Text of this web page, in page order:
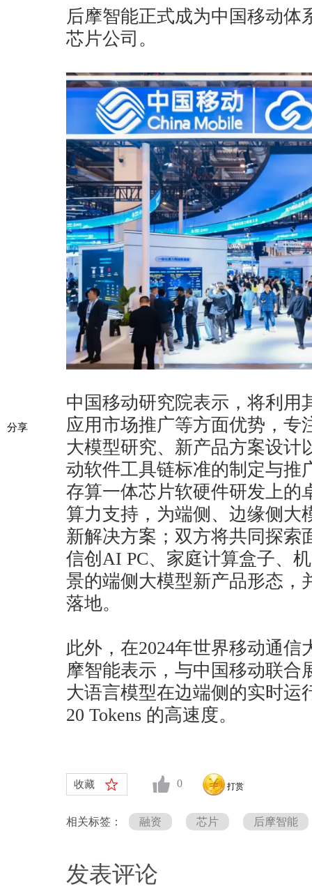
分享
后摩智能正式成为中国移动体
芯片公司。
中国移动研究院表示，将利用
应用市场推广等方面优势，专
大模型研究、新产品方案设计
动软件工具链标准的制定与推
存算一体芯片软硬件研发上的
算力支持，为端侧、边缘侧大
新解决方案；双方将共同探索
信创AI PC、家庭计算盒子、
景的端侧大模型新产品形态，
落地。
此外，在2024年世界移动通信
摩智能表示，与中国移动联合
大语言模型在边端侧的实时运
20 Tokens 的高速度。
收藏 0 打赏
相关标签： 融资 芯片 后摩智能
发表评论